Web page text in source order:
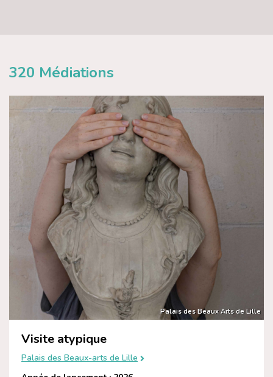
320 Médiations
Palais des Beaux Arts de Lille
Visite atypique
Palais des Beaux-arts de Lille